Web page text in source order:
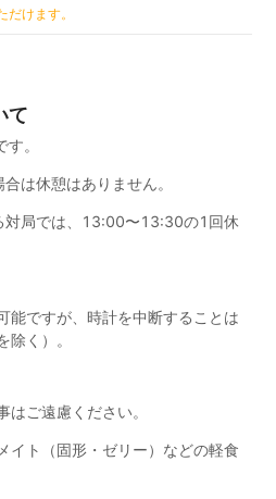
だけます。
て
。
は休憩はありません。
対局では、13:00〜13:30の1回休
能ですが、時計を中断することは
除く）。
はご遠慮ください。
イト（固形・ゼリー）などの軽食